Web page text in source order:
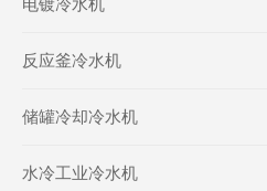
电镀冷水机
反应釜冷水机
储罐冷却冷水机
水冷工业冷水机